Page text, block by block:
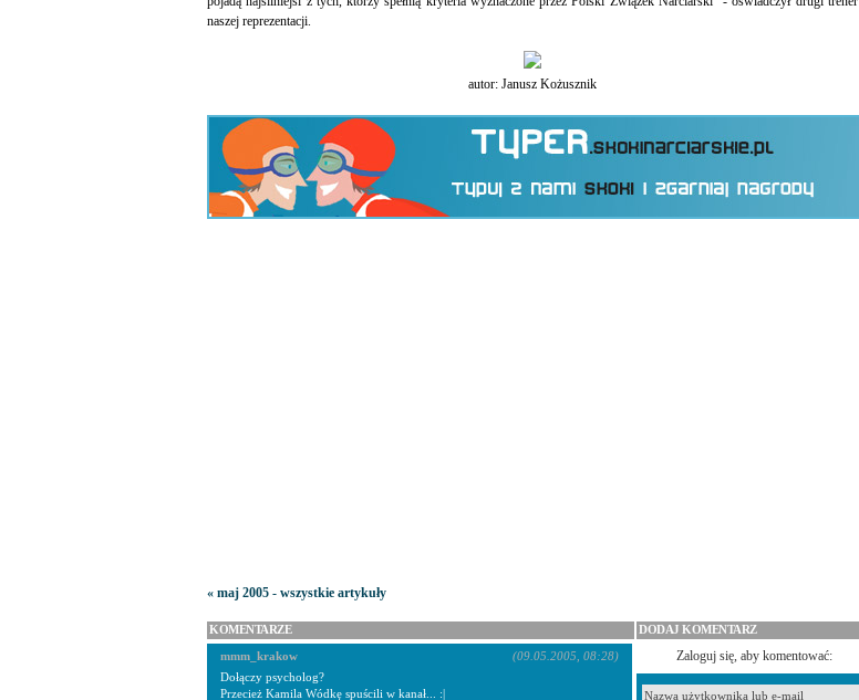
naszej reprezentacji.
autor: Janusz Kożusznik
« maj 2005 - wszystkie artykuły
KOMENTARZE
mmm_krakow
Dołączy psycholog?
Przecież Kamila Wódkę spuścili w kanał... :|
(09.05.2005, 08:28)
DODAJ KOMENTARZ
Zaloguj się, aby komentować: